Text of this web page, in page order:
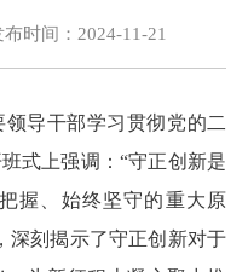
间：2024-11-21
导干部学习贯彻党的二
式上强调：“守正创新是
握、始终坚守的重大原
深刻揭示了守正创新对于